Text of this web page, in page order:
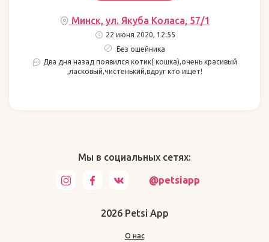
Минск, ул. Якуба Коласа, 57/1
22 июня 2020, 12:55
Без ошейника
Два дня назад появился котик( кошка),очень красивый
,ласковый,чистенький,вдруг кто ищет!
Мы в социальных сетях:
@petsiapp
2026 Petsi App
О нас